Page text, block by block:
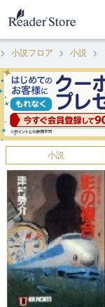
小説フロア 小説
小説